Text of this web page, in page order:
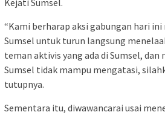
“Kami berharap aksi gabungan hari
Sumsel untuk turun langsung
teman aktivis yang ada di Sumsel,
Sumsel tidak mampu mengatasi,
tutupnya.
Sementara itu, diwawancarai usai